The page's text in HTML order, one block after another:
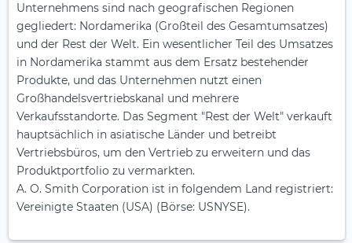
Unternehmens sind nach geografischen Regionen
gegliedert: Nordamerika (Großteil des Gesamtumsatzes)
und der Rest der Welt. Ein wesentlicher Teil des Umsatzes
in Nordamerika stammt aus dem Ersatz bestehender
Produkte, und das Unternehmen nutzt einen
Großhandelsvertriebskanal und mehrere
Verkaufsstandorte. Das Segment "Rest der Welt" verkauft
hauptsächlich in asiatische Länder und betreibt
Vertriebsbüros, um den Vertrieb zu erweitern und das
Produktportfolio zu vermarkten.
A. O. Smith Corporation ist in folgendem Land registriert:
Vereinigte Staaten (USA) (Börse: USNYSE).